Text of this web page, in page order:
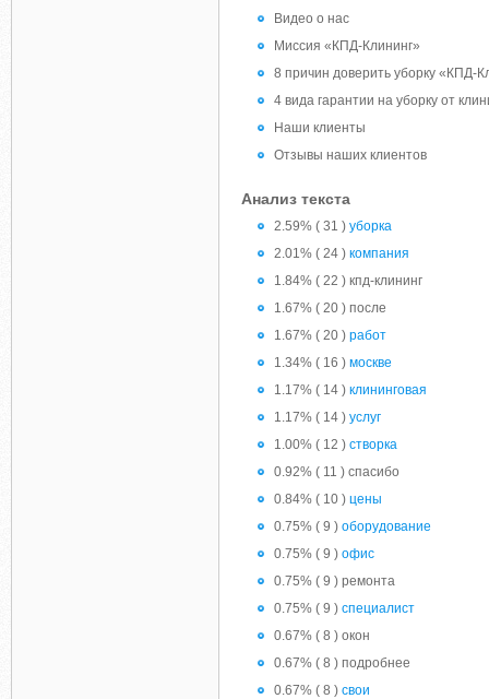
Видео о нас
Миссия «КПД-Клининг»
8 причин доверить уборку «КПД-
4 вида гарантии на уборку от
Наши клиенты
Отзывы наших клиентов
Анализ текста
2.59% ( 31 ) уборка
2.01% ( 24 ) компания
1.84% ( 22 ) кпд-клининг
1.67% ( 20 ) после
1.67% ( 20 ) работ
1.34% ( 16 ) москве
1.17% ( 14 ) клининговая
1.17% ( 14 ) услуг
1.00% ( 12 ) створка
0.92% ( 11 ) спасибо
0.84% ( 10 ) цены
0.75% ( 9 ) оборудование
0.75% ( 9 ) офис
0.75% ( 9 ) ремонта
0.75% ( 9 ) специалист
0.67% ( 8 ) окон
0.67% ( 8 ) подробнее
0.67% ( 8 ) свои